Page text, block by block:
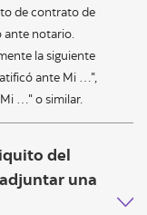
de contrato de
ante notario.
la siguiente
ante Mi …",
…" o similar.
del
una